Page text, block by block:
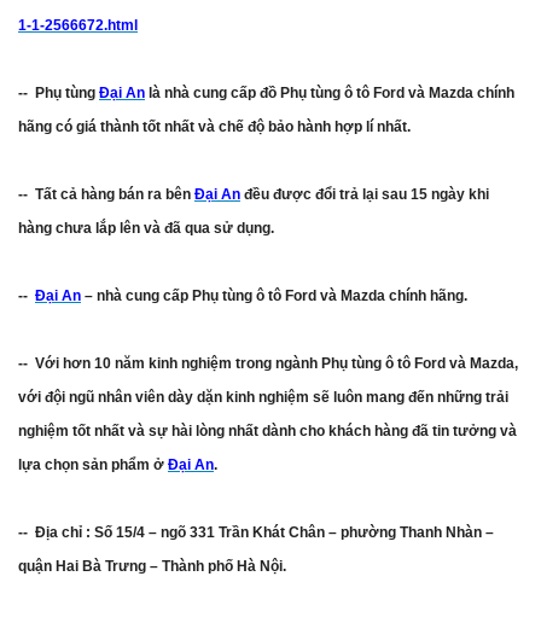
1-1-2566672.html
-- Phụ tùng Đại An là nhà cung cấp đồ Phụ tùng ô tô Ford và Mazda chính
hãng có giá thành tốt nhất và chế độ bảo hành hợp lí nhất.
-- Tất cả hàng bán ra bên Đại An đều được đổi trả lại sau 15 ngày khi
hàng chưa lắp lên và đã qua sử dụng.
-- Đại An – nhà cung cấp Phụ tùng ô tô Ford và Mazda chính hãng.
-- Với hơn 10 năm kinh nghiệm trong ngành Phụ tùng ô tô Ford và Mazda,
với đội ngũ nhân viên dày dặn kinh nghiệm sẽ luôn mang đến những trải
nghiệm tốt nhất và sự hài lòng nhất dành cho khách hàng đã tin tưởng và
lựa chọn sản phẩm ở Đại An.
-- Địa chỉ : Số 15/4 – ngõ 331 Trần Khát Chân – phường Thanh Nhàn –
quận Hai Bà Trưng – Thành phố Hà Nội.